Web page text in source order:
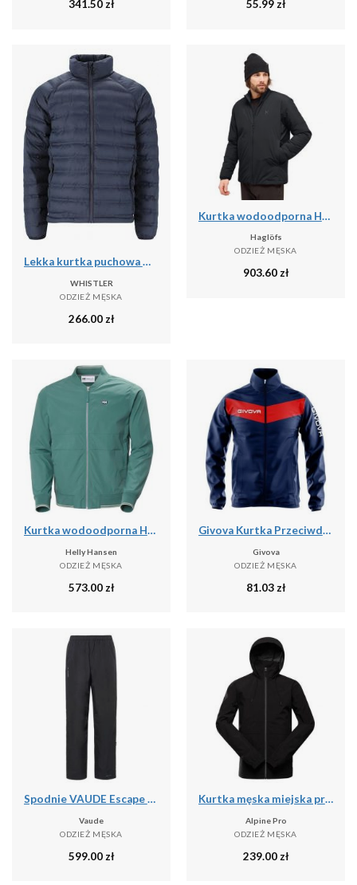
341.50zł 55.99zł
Lekka kurtka puchowa Whistler Froze
WHISTLER
ODZIEŻ MĘSKA
266.00 zł
Kurtka wodoodporna Haglöfs Mimic Alert
Haglöfs
ODZIEŻ MĘSKA
903.60zł
Kurtka wodoodporna Helly Hansen Marine
Helly Hansen
ODZIEŻ MĘSKA
573.00 zł
Givova Kurtka Przeciwdeszczowa Niebieska - 2XL - Wodoodporna
Givova
ODZIEŻ MĘSKA
81.03 zł
Spodnie VAUDE Escape Bike
Vaude
ODZIEŻ MĘSKA
599.00 zł
Kurtka męska miejska przeciwdeszczowa Alpine Pro Remon
Alpine Pro
ODZIEŻ MĘSKA
239.00 zł